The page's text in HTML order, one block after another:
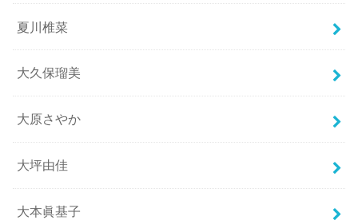
夏川椎菜
大久保瑠美
大原さやか
大坪由佳
大本眞基子